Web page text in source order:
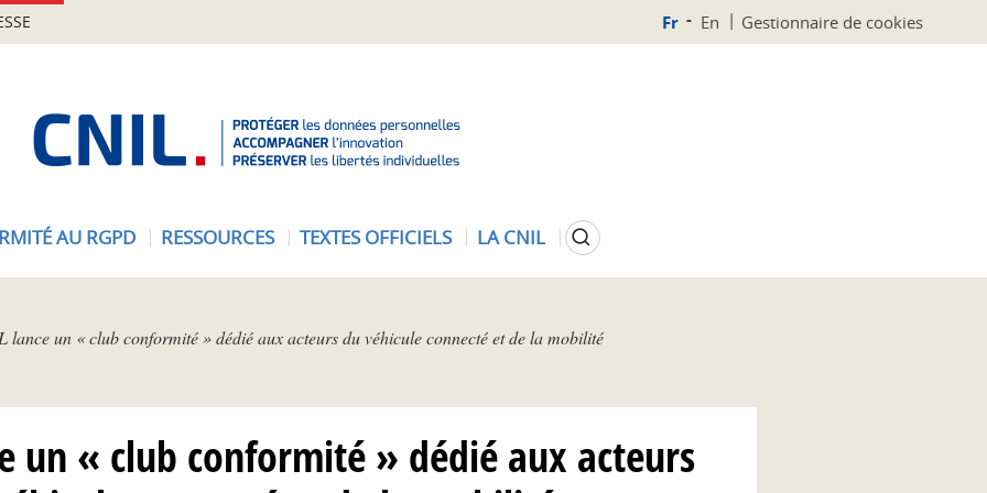
Fr En Gestionnaire de cookies
N
AU RGPD RESSOURCES TEXTES OFFICIELS LA CNIL Rechercher
lance un « club conformité » dédié aux acteurs du véhicule connecté et de la mobilité
un « club conformité » dédié aux acteurs